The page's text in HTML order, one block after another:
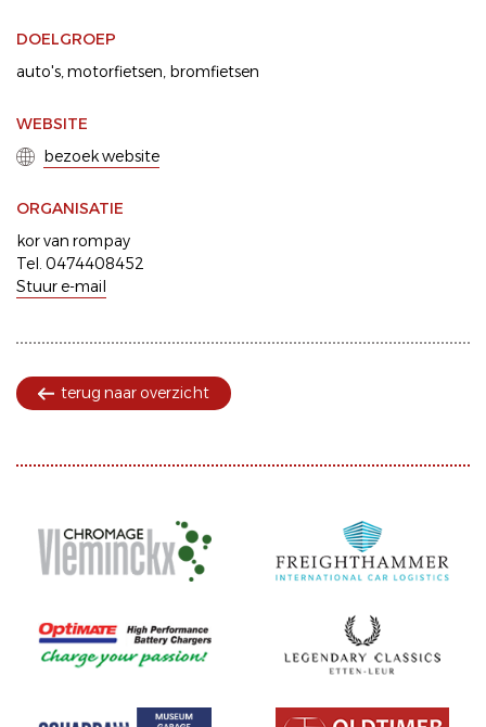
DOELGROEP
auto's motorfietsen bromfietsen
WEBSITE
bezoek website
ORGANISATIE
kor van rompay
Tel. 0474408452
Stuur e-mail
terug naar overzicht